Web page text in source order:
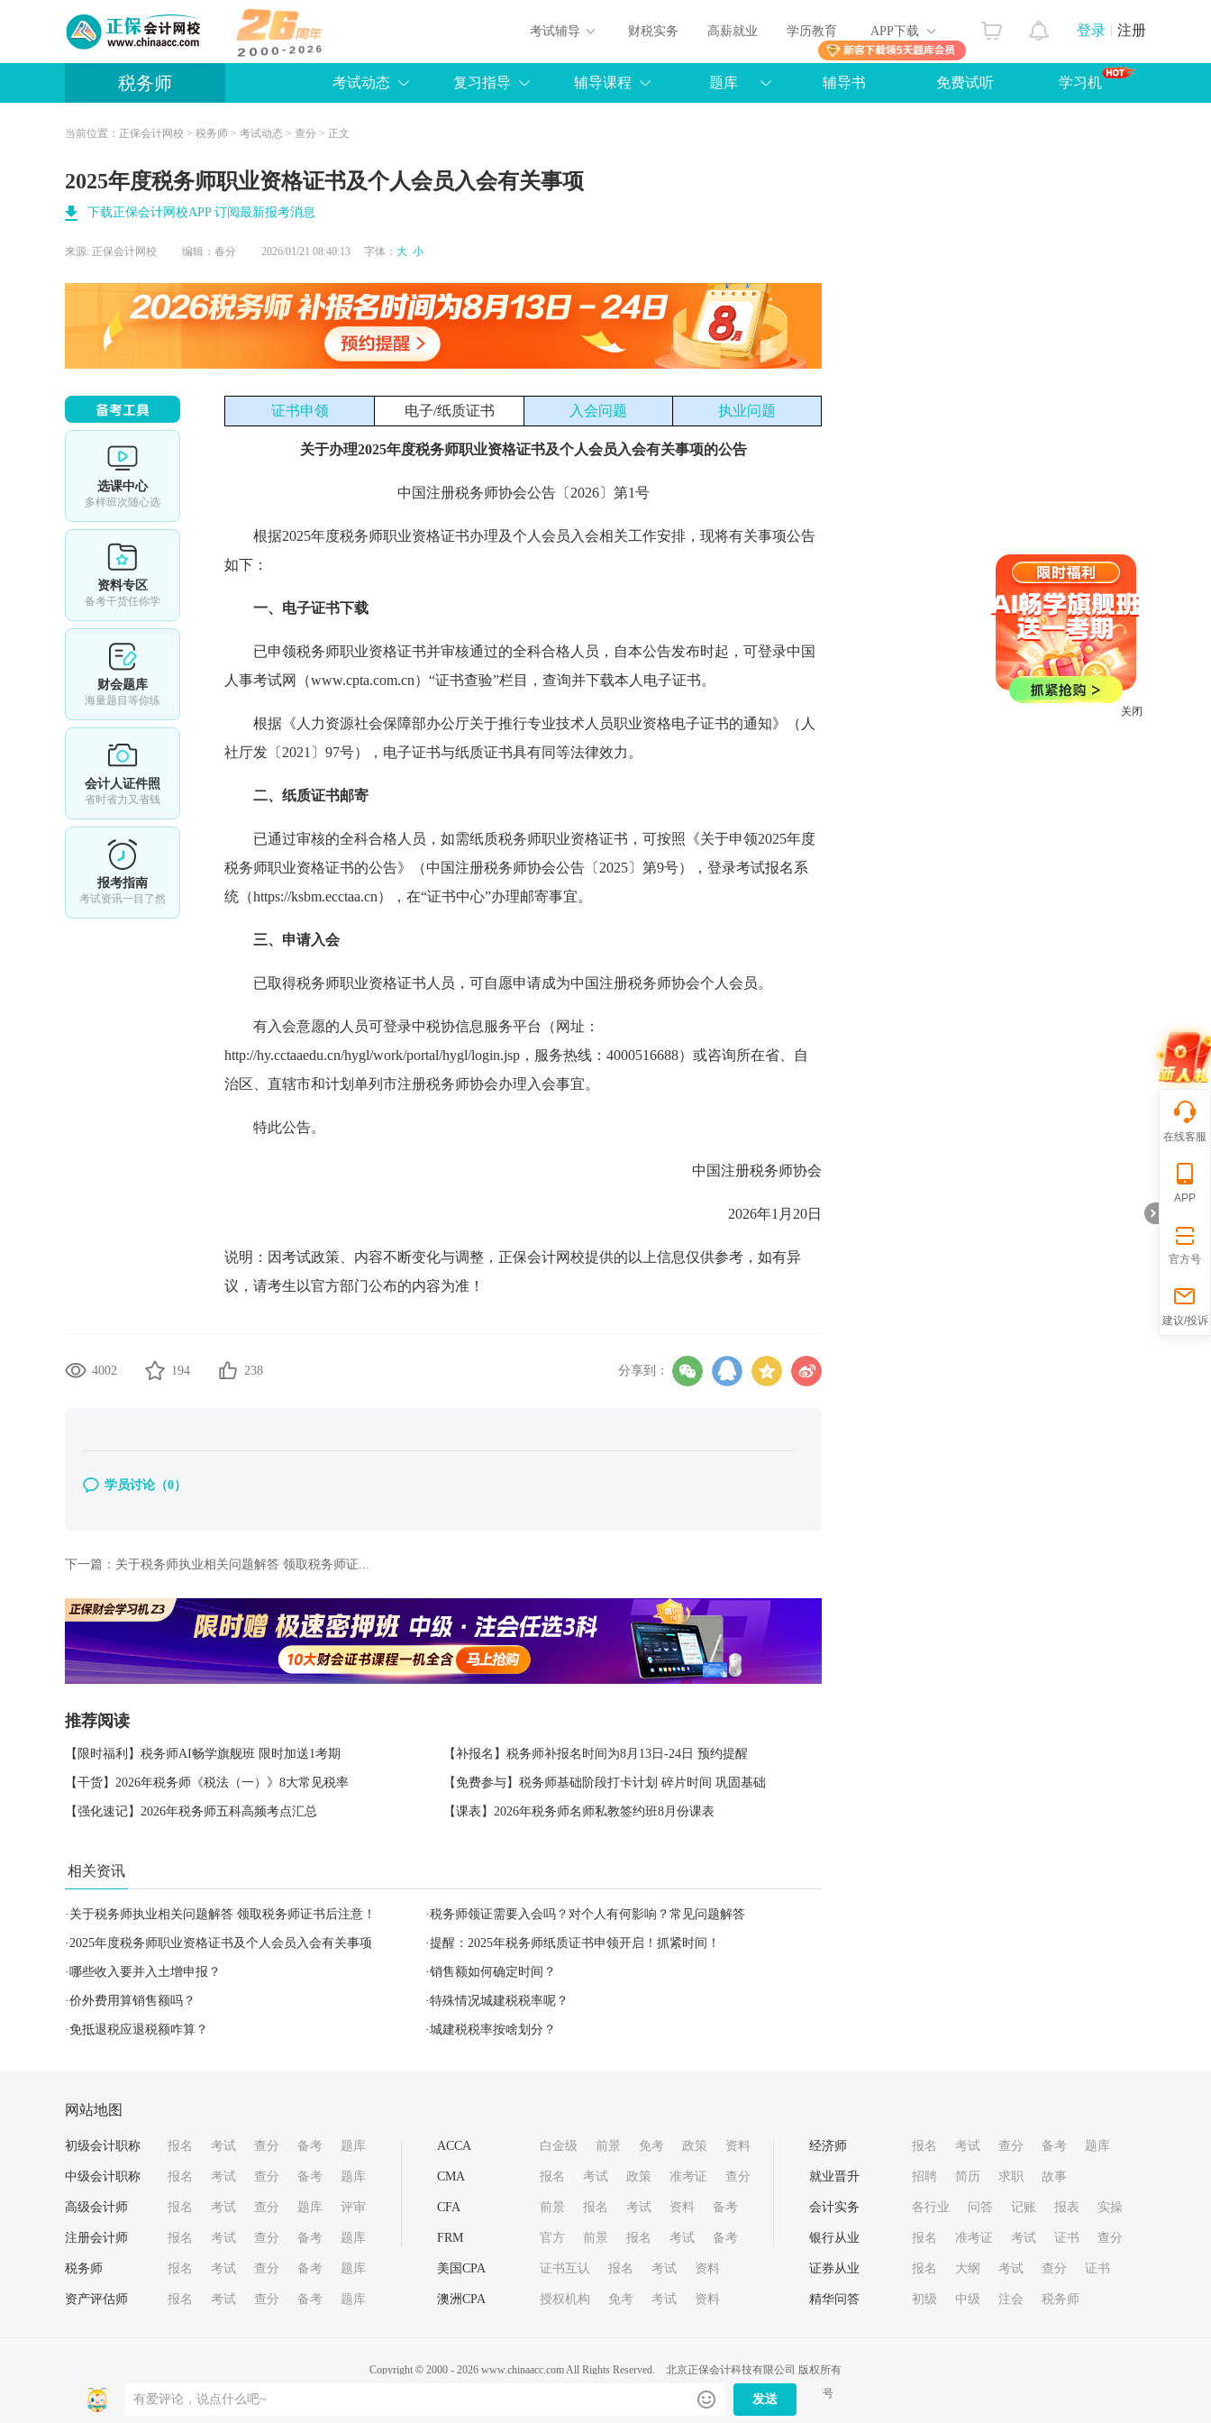
登录 注册
考试辅导 财税实务 高薪就业 学历教育 APP下载
税务师 考试动态 复习指导 辅导课程 题库 辅导书 免费试听 学习机
当前位置： 正保会计网校 > 税务师 > 考试动态 > 查分 > 正文
2025年度税务师职业资格证书及个人会员入会有关事项
下载正保会计网校APP 订阅最新报考消息
来源: 正保会计网校 编辑：春分 2026/01/21 08:40:13 字体： 大 小
选课中心
多样班次随心选
资料专区
备考干货任你学
财会题库
海量题目等你练
会计人证件照
省时省力又省钱
报考指南
考试资讯一目了然
证书申领 电子/纸质证书 入会问题 执业问题
关于办理2025年度税务师职业资格证书及个人会员入会有关事项的公告
中国注册税务师协会公告〔2026〕第1号
根据2025年度税务师职业资格证书办理及个人会员入会相关工作安排，现将有关事项公告
如下：
一、电子证书下载
已申领税务师职业资格证书并审核通过的全科合格人员，自本公告发布时起，可登录中国
人事考试网（www.cpta.com.cn）“证书查验”栏目，查询并下载本人电子证书。
根据《人力资源社会保障部办公厅关于推行专业技术人员职业资格电子证书的通知》（人
社厅发〔2021〕97号），电子证书与纸质证书具有同等法律效力。
二、纸质证书邮寄
已通过审核的全科合格人员，如需纸质税务师职业资格证书，可按照《关于申领2025年度
税务师职业资格证书的公告》（中国注册税务师协会公告〔2025〕第9号），登录考试报名系
统（https://ksbm.ecctaa.cn），在“证书中心”办理邮寄事宜。
三、申请入会
已取得税务师职业资格证书人员，可自愿申请成为中国注册税务师协会个人会员。
有入会意愿的人员可登录中税协信息服务平台（网址：
http://hy.cctaaedu.cn/hygl/work/portal/hygl/login.jsp，服务热线：4000516688）或咨询所在省、自
治区、直辖市和计划单列市注册税务师协会办理入会事宜。
特此公告。
中国注册税务师协会
2026年1月20日
说明：因考试政策、内容不断变化与调整，正保会计网校提供的以上信息仅供参考，如有异
议，请考生以官方部门公布的内容为准！
4002 194 238 分享到：
发送
学员讨论（0）
下一篇： 关于税务师执业相关问题解答 领取税务师证...
推荐阅读
【限时福利】税务师AI畅学旗舰班 限时加送1考期 【补报名】税务师补报名时间为8月13日-24日 预约提醒
【干货】2026年税务师《税法（一）》8大常见税率 【免费参与】税务师基础阶段打卡计划 碎片时间 巩固基础
【强化速记】2026年税务师五科高频考点汇总 【课表】2026年税务师名师私教签约班8月份课表
相关资讯
· 关于税务师执业相关问题解答 领取税务师证书后注意！ ·税务师领证需要入会吗？对个人有何影响？常见问题解答
·2025年度税务师职业资格证书及个人会员入会有关事项 ·提醒：2025年税务师纸质证书申领开启！抓紧时间！
·哪些收入要并入土增申报？ ·销售额如何确定时间？
·价外费用算销售额吗？ ·特殊情况城建税税率呢？
·免抵退税应退税额咋算？ ·城建税税率按啥划分？
在线客服
APP
官方号
建议/投诉
网站地图
初级会计职称 报名 考试 查分 备考 题库
中级会计职称 报名 考试 查分 备考 题库
高级会计师 报名 考试 查分 题库 评审
注册会计师 报名 考试 查分 备考 题库
税务师 报名 考试 查分 备考 题库
资产评估师 报名 考试 查分 备考 题库
ACCA 白金级 前景 免考 政策 资料
CMA 报名 考试 政策 准考证 查分
CFA 前景 报名 考试 资料 备考
FRM 官方 前景 报名 考试 备考
美国CPA 证书互认 报名 考试 资料
澳洲CPA 授权机构 免考 考试 资料
经济师 报名 考试 查分 备考 题库
就业晋升 招聘 简历 求职 故事
会计实务 各行业 问答 记账 报表 实操
银行从业 报名 准考证 考试 证书 查分
证券从业 报名 大纲 考试 查分 证书
精华问答 初级 中级 注会 税务师
Copyright © 2000 - 2026 www.chinaacc.com All Rights Reserved. 北京正保会计科技有限公司 版权所有
京公网安备 11010802044457号